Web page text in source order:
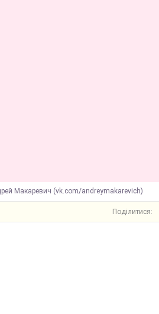
Макаревич (vk.com/andreymakarevich)
Поділитися: